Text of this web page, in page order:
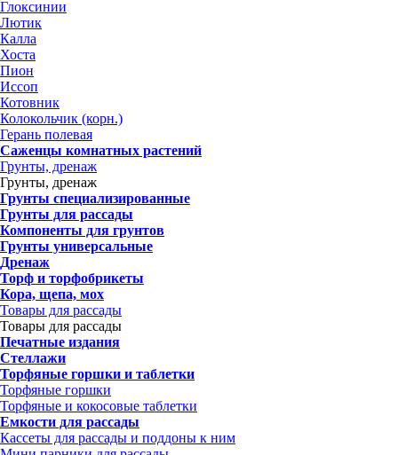
Глоксинии
Лютик
Калла
Хоста
Пион
Иссоп
Котовник
Колокольчик (корн.)
Герань полевая
Саженцы комнатных растений
Грунты, дренаж
Грунты, дренаж
Грунты специализированные
Грунты для рассады
Компоненты для грунтов
Грунты универсальные
Дренаж
Торф и торфобрикеты
Кора, щепа, мох
Товары для рассады
Товары для рассады
Печатные издания
Стеллажи
Торфяные горшки и таблетки
Торфяные горшки
Торфяные и кокосовые таблетки
Емкости для рассады
Кассеты для рассады и поддоны к ним